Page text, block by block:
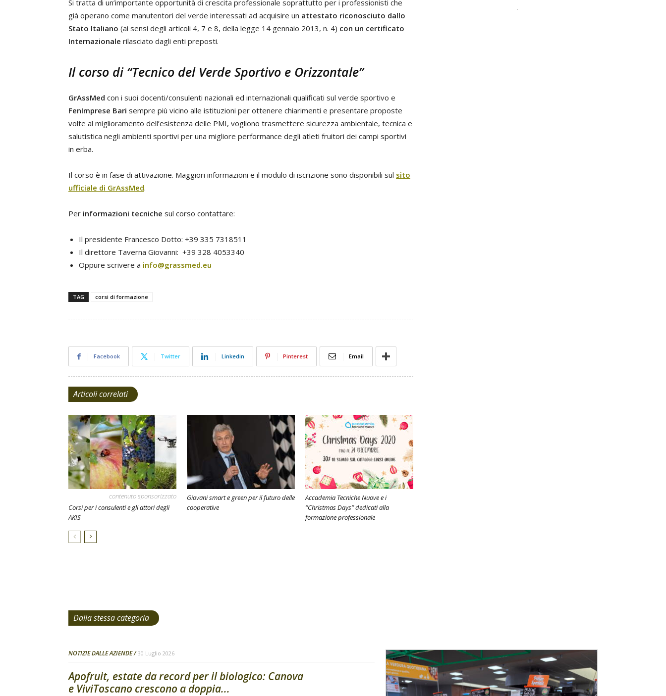
Si tratta di un’importante opportunità di crescita professionale soprattutto per i professionisti che
già operano come manutentori del verde interessati ad acquisire un attestato riconosciuto dallo
Stato Italiano (ai sensi degli articoli 4, 7 e 8, della legge 14 gennaio 2013, n. 4) con un certificato
Internazionale rilasciato dagli enti preposti.
Il corso di “Tecnico del Verde Sportivo e Orizzontale”
GrAssMed con i suoi docenti/consulenti nazionali ed internazionali qualificati sul verde sportivo e
FenImprese Bari sempre più vicino alle istituzioni per ottenere chiarimenti e presentare proposte
volte al miglioramento dell’esistenza delle PMI, vogliono trasmettere sicurezza ambientale, tecnica e
salutistica negli ambienti sportivi per una migliore performance degli atleti fruitori dei campi sportivi
in erba.
Il corso è in fase di attivazione. Maggiori informazioni e il modulo di iscrizione sono disponibili sul sito
ufficiale di GrAssMed.
Per informazioni tecniche sul corso contattare:
Il presidente Francesco Dotto: +39 335 7318511
Il direttore Taverna Giovanni: +39 328 4053340
Oppure scrivere a info@grassmed.eu
TAG corsi di formazione
Facebook Twitter Linkedin Pinterest Email
Articoli correlati
contenuto sponsorizzato
Corsi per i consulenti e gli attori degli
AKIS
Giovani smart e green per il futuro delle
cooperative
Accademia Tecniche Nuove e i
“Christmas Days” dedicati alla
formazione professionale
Dalla stessa categoria
NOTIZIE DALLE AZIENDE 30 Luglio 2026
Apofruit, estate da record per il biologico: Canova
e ViviToscano crescono a doppia...